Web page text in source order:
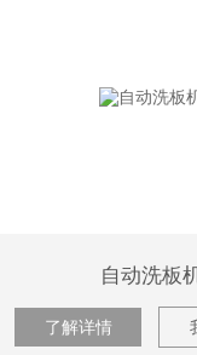
自动洗板
了解详情